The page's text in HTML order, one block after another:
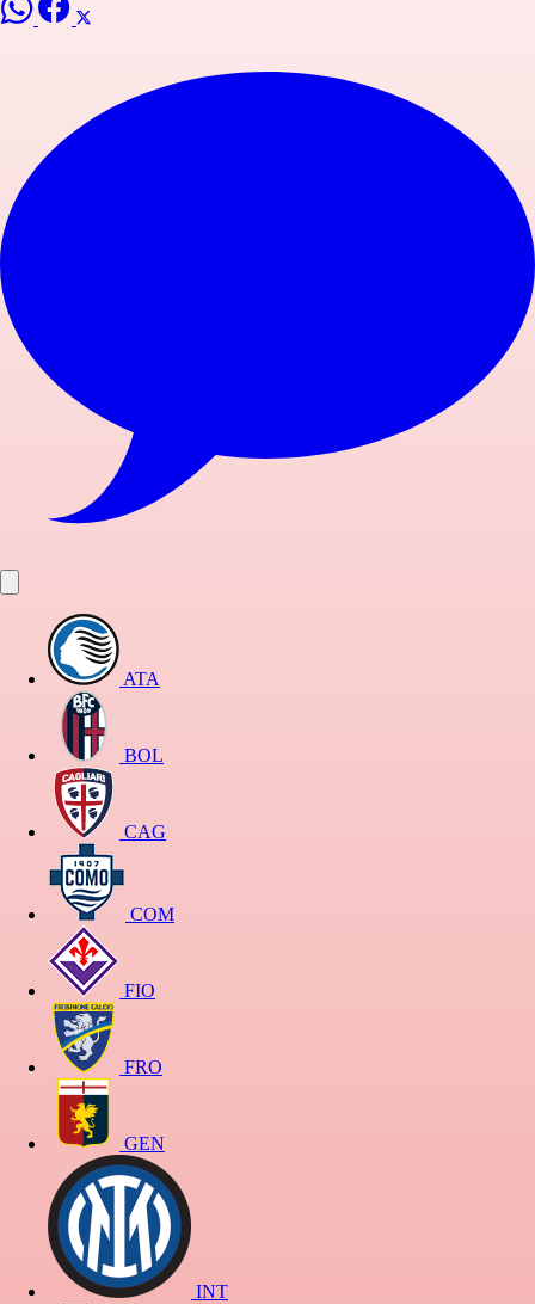
ATA
BOL
CAG
COM
FIO
FRO
GEN
INT